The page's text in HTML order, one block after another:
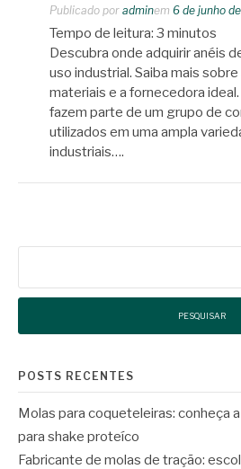
Publicado por adminem 6 de junho
Tempo de leitura: 3 minutos
Descubra onde adquirir anéis
uso industrial. Saiba mais
materiais e a fornecedora
fazem parte de um grupo de
utilizados em uma ampla
industriais….
POSTS RECENTES
Molas para coqueteleiras: conheça
para shake proteíco
Fabricante de molas de tração: